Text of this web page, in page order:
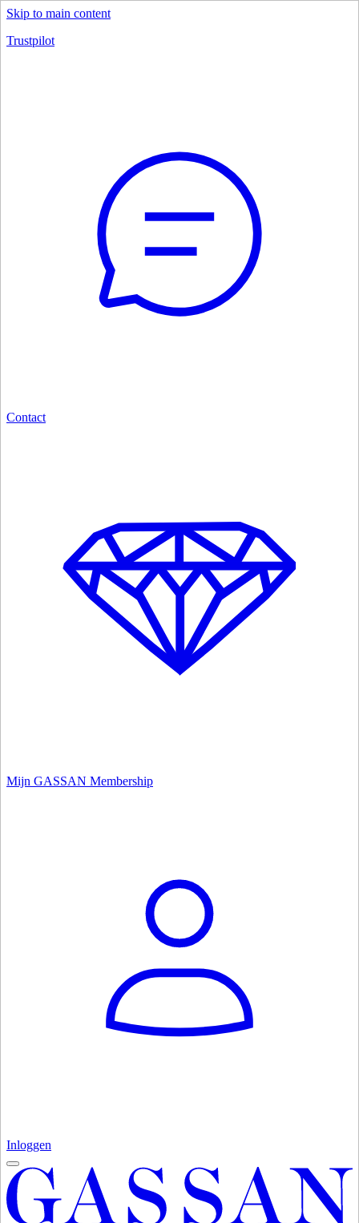
Skip to main content
Trustpilot
Contact
Mijn GASSAN Membership
Inloggen